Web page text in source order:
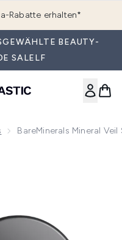
Rabatte erhalten*
BEAUTY-
SALELF
BareMinerals Mineral